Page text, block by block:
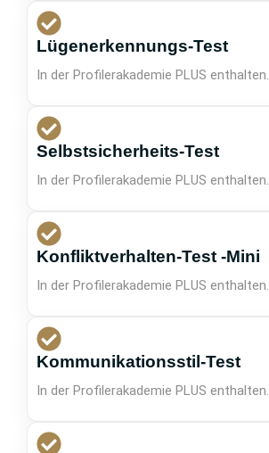
Lügenerkennungs-Test
In der Profilerakademie PLUS enthalten.
Selbstsicherheits-Test
In der Profilerakademie PLUS enthalten.
Konfliktverhalten-Test -Mini
In der Profilerakademie PLUS enthalten.
Kommunikationsstil-Test
In der Profilerakademie PLUS enthalten.